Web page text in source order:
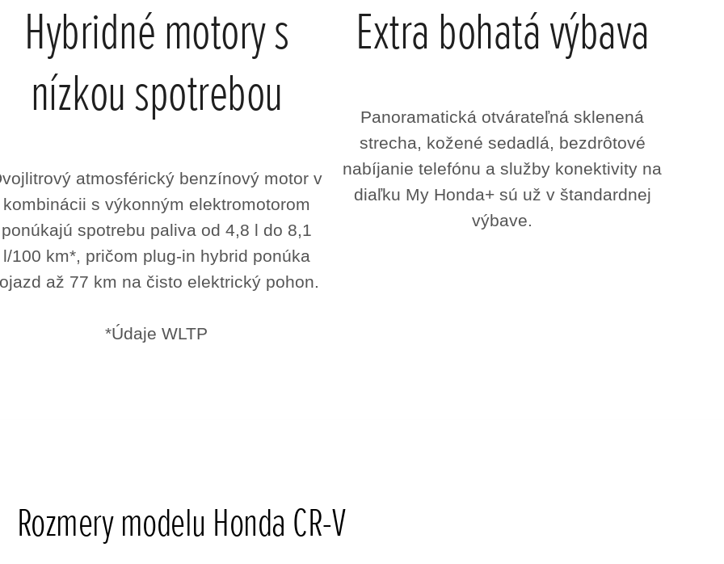
Hybridné motory s
nízkou spotrebou
atmosférický benzínový motor v
kombinácii s výkonným elektromotorom
ponúkajú spotrebu paliva od 4,8 l do 8,1
l/100 km*, pričom plug-in hybrid ponúka
až 77 km na čisto elektrický pohon.
*Údaje WLTP
Extra bohatá výbava
Panoramatická otvárateľná sklenená
strecha, kožené sedadlá, bezdrôtové
nabíjanie telefónu a služby konektivity na
diaľku My Honda+ sú už v štandardnej
výbave.
Rozmery modelu Honda CR-V